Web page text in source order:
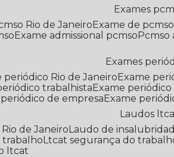
Exames
Rio de Janeiro Exame de pcmso
Exame admissional pcmso Pcmso
Exames
periódico Rio de Janeiro Exame
trabalhista Exame periódico
periódico de empresa
Exame
Laudos
de Janeiro Laudo de
trabalho Ltcat segurança do
ltcat